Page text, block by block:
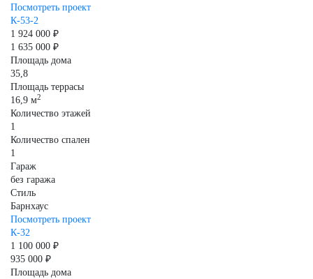
Посмотреть проект
К-53-2
1 924 000 ₽
1 635 000 ₽
Площадь дома
35,8
Площадь террасы
16,9 м2
Количество этажей
1
Количество спален
1
Гараж
без гаража
Стиль
Барнхаус
Посмотреть проект
К-32
1 100 000 ₽
935 000 ₽
Площадь дома